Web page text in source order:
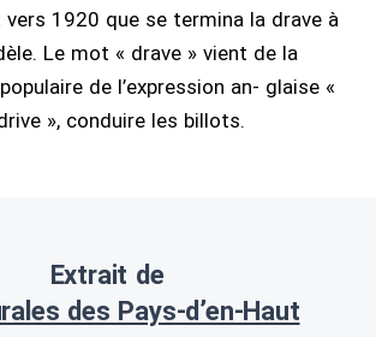
vers 1920 que se termina la drave à
Le mot « drave » vient de la
de l’expression an- glaise «
», conduire les billots.
Extrait de
des Pays-d’en-Haut